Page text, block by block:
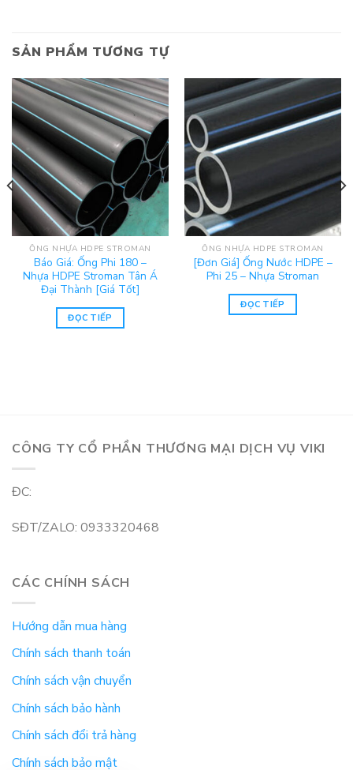
SẢN PHẨM TƯƠNG TỰ
ỐNG NHỰA HDPE STROMAN
Báo Giá: Ống Phi 180 –
Nhựa HDPE Stroman Tân Á
Đại Thành [Giá Tốt]
ĐỌC TIẾP
ỐNG NHỰA HDPE STROMAN
[Đơn Giá] Ống Nước HDPE –
Phi 25 – Nhựa Stroman
ĐỌC TIẾP
CÔNG TY CỔ PHẦN THƯƠNG MẠI DỊCH VỤ VIKI
ĐC:
SĐT/ZALO: 0933320468
CÁC CHÍNH SÁCH
Hướng dẫn mua hàng
Chính sách thanh toán
Chính sách vận chuyển
Chính sách bảo hành
Chính sách đổi trả hàng
Chính sách bảo mật